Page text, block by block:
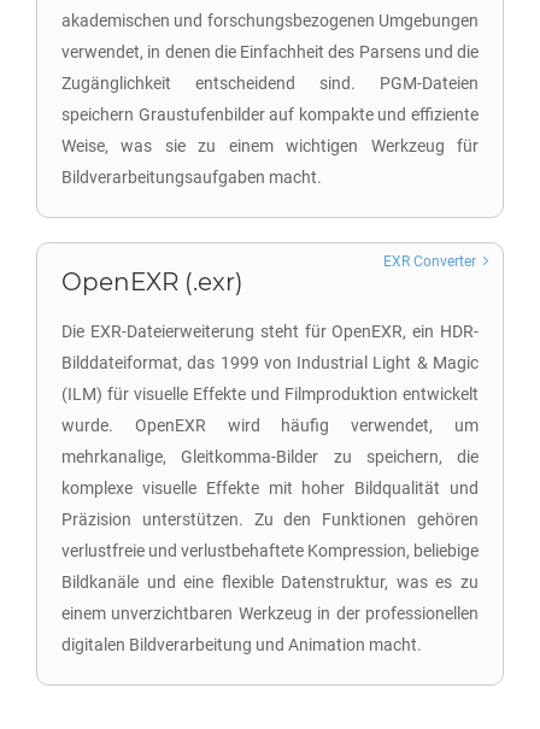
akademischen und forschungsbezogenen Umgebungen
verwendet, in denen die Einfachheit des Parsens und die
Zugänglichkeit entscheidend sind. PGM-Dateien
speichern Graustufenbilder auf kompakte und effiziente
Weise, was sie zu einem wichtigen Werkzeug für
Bildverarbeitungsaufgaben macht.
OpenEXR (.exr)
Die EXR-Dateierweiterung steht für OpenEXR, ein HDR-
Bilddateiformat, das 1999 von Industrial Light & Magic
(ILM) für visuelle Effekte und Filmproduktion entwickelt
wurde. OpenEXR wird häufig verwendet, um
mehrkanalige, Gleitkomma-Bilder zu speichern, die
komplexe visuelle Effekte mit hoher Bildqualität und
Präzision unterstützen. Zu den Funktionen gehören
verlustfreie und verlustbehaftete Kompression, beliebige
Bildkanäle und eine flexible Datenstruktur, was es zu
einem unverzichtbaren Werkzeug in der professionellen
digitalen Bildverarbeitung und Animation macht.
EXR Converter